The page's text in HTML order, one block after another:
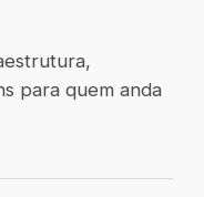
para quem anda